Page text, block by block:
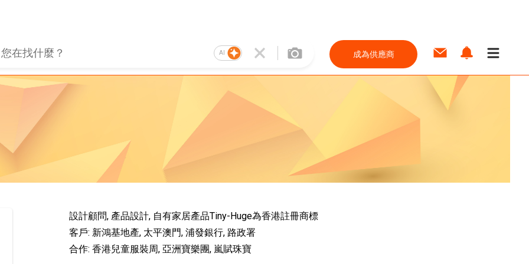
AI 成為供應商
設計顧問, 產品設計, 自有家居產品Tiny-Huge為香港註冊商標
客戶: 新鴻基地產, 太平澳門, 浦發銀行, 路政署
合作: 香港兒童服裝周, 亞洲寶樂團, 嵐賦珠寶